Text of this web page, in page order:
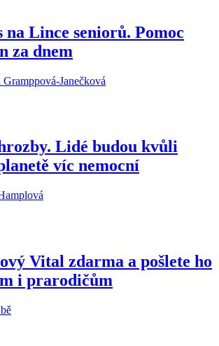
Lince seniorů. Pomoc
za dnem
Janečková
Lidé budou kvůli
víc nemocní
Vital zdarma a pošlete ho
i prarodičům